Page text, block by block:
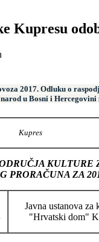
Kupresu
2017. Odluku o
u Bosni i Hercegovini
Kupres
PRORAČUNA ZA
Javna ustanova za
"Hrvatski dom"